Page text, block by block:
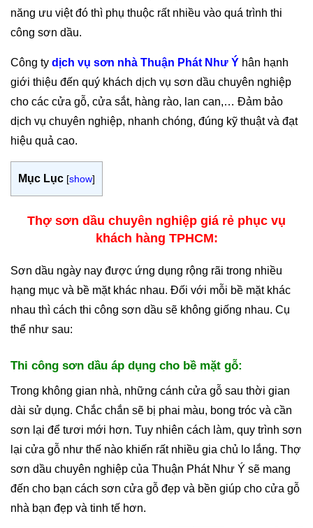
năng ưu việt đó thì phụ thuộc rất nhiều vào quá trình thi
công sơn dầu.
Công ty dịch vụ sơn nhà Thuận Phát Như Ý hân hạnh
giới thiệu đến quý khách dịch vụ sơn dầu chuyên nghiệp
cho các cửa gỗ, cửa sắt, hàng rào, lan can,… Đảm bảo
dịch vụ chuyên nghiệp, nhanh chóng, đúng kỹ thuật và đạt
hiệu quả cao.
Mục Lục [show]
Thợ sơn dầu chuyên nghiệp giá rẻ phục vụ
khách hàng TPHCM:
Sơn dầu ngày nay được ứng dụng rộng rãi trong nhiều
hạng mục và bề mặt khác nhau. Đối với mỗi bề mặt khác
nhau thì cách thi công sơn dầu sẽ không giống nhau. Cụ
thể như sau:
Thi công sơn dầu áp dụng cho bề mặt gỗ:
Trong không gian nhà, những cánh cửa gỗ sau thời gian
dài sử dụng. Chắc chắn sẽ bị phai màu, bong tróc và cần
sơn lại để tươi mới hơn. Tuy nhiên cách làm, quy trình sơn
lại cửa gỗ như thế nào khiến rất nhiều gia chủ lo lắng. Thợ
sơn dầu chuyên nghiệp của Thuận Phát Như Ý sẽ mang
đến cho bạn cách sơn cửa gỗ đẹp và bền giúp cho cửa gỗ
nhà bạn đẹp và tinh tế hơn.